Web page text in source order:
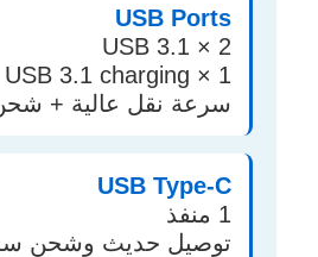
USB Ports
2 × USB 3.1
1 × USB 3.1 charging
سرعة نقل عالية +
USB Type-C
1 منفذ
توصيل حديث وشحن